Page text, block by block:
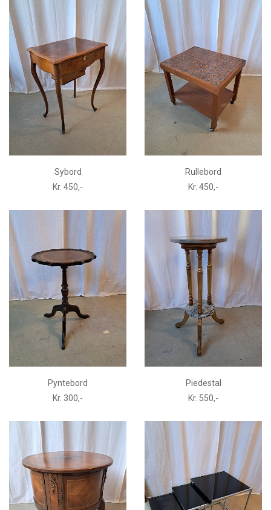
Sybord
Kr. 450,-
Rullebord
Kr. 450,-
Pyntebord
Kr. 300,-
Piedestal
Kr. 550,-